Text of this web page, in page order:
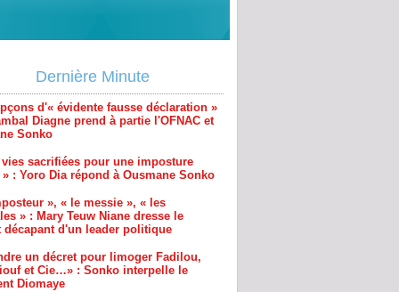
Dernière Minute
Sonko
vies sacrifiées pour une imposture
: Yoro Dia répond à Ousmane Sonko
» : Mary Teuw Niane dresse le
décapant d'un leader politique
un décret pour limoger Fadilou,
et Cie…» : Sonko interpelle le
Diomaye
l’Assemblée nationale…» :
Sonko avertit le Pr. Diomaye